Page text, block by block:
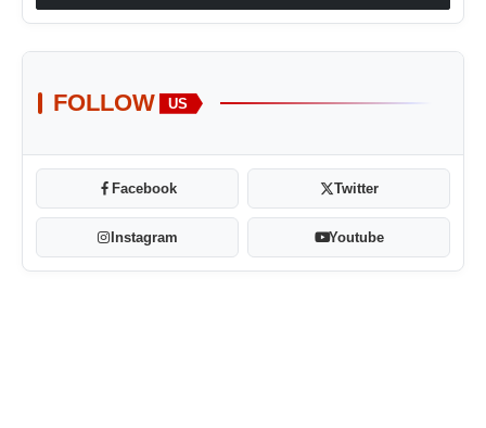
FOLLOW US
Facebook Twitter
Instagram Youtube